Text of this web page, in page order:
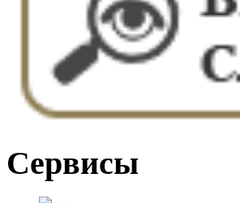
Сервисы